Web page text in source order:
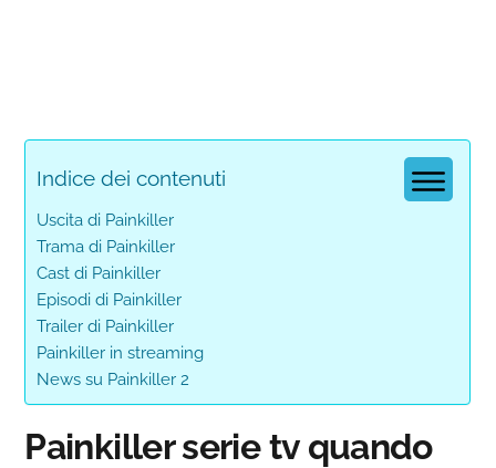
Indice dei contenuti
Uscita di Painkiller
Trama di Painkiller
Cast di Painkiller
Episodi di Painkiller
Trailer di Painkiller
Painkiller in streaming
News su Painkiller 2
Painkiller serie tv quando